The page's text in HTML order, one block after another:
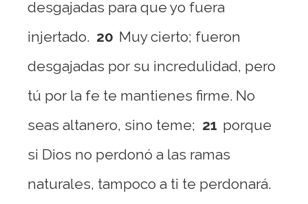
desgajadas para que yo fuera
injertado. 20 Muy cierto; fueron
desgajadas por su incredulidad, pero
tú por la fe te mantienes firme. No
seas altanero, sino teme; 21 porque
si Dios no perdonó a las ramas
naturales, tampoco a ti te perdonará.